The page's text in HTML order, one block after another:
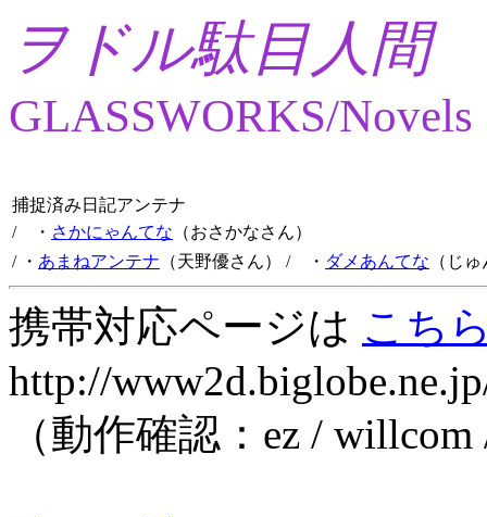
ヲドル駄目人間
GLASSWORKS/Novels
捕捉済み日記アンテナ
/ ・ さかにゃんてな （おさかなさん）
/ ・ あまねアンテナ （天野優さん） / ・ ダメあんてな （じ
携帯対応ページは こち
http://
（動作確認：ez /